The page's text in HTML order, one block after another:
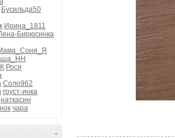
Бусильда50
Ирина_1811
Бирюсинка
Роси
Соло962
груст-инка
наткасин
чара
-